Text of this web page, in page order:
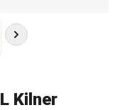
Kilner